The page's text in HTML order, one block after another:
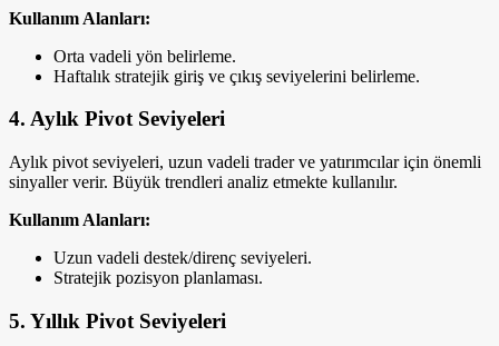
Kullanım Alanları:
Orta vadeli yön belirleme.
Haftalık stratejik giriş ve çıkış seviyelerini belirleme.
4. Aylık Pivot Seviyeleri
Aylık pivot seviyeleri, uzun vadeli trader ve yatırımcılar için önemli
sinyaller verir. Büyük trendleri analiz etmekte kullanılır.
Kullanım Alanları:
Uzun vadeli destek/direnç seviyeleri.
Stratejik pozisyon planlaması.
5. Yıllık Pivot Seviyeleri